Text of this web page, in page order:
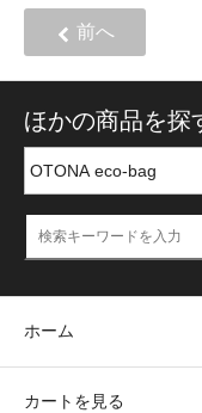
前へ
ほかの商品を探
ホーム
カートを見る